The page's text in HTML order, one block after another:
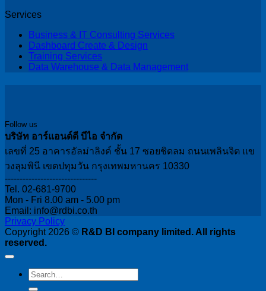
Services
Business & IT Consulting Services
Dashboard Create & Design
Training Services
Data Warehouse & Data Management
Follow us
บริษัท อาร์แอนด์ดี บีไอ จำกัด
เลขที่ 25 อาคารอัลม่าลิงค์ ชั้น 17 ซอยชิดลม ถนนเพลินจิต แข
วงลุมพินี เขตปทุมวัน กรุงเทพมหานคร 10330
-------------------------------
Tel. 02-681-9700
Mon - Fri 8.00 am - 5.00 pm
Email: info@rdbi.co.th
Privacy Policy
Copyright 2026 © R&D BI company limited. All rights
reserved.